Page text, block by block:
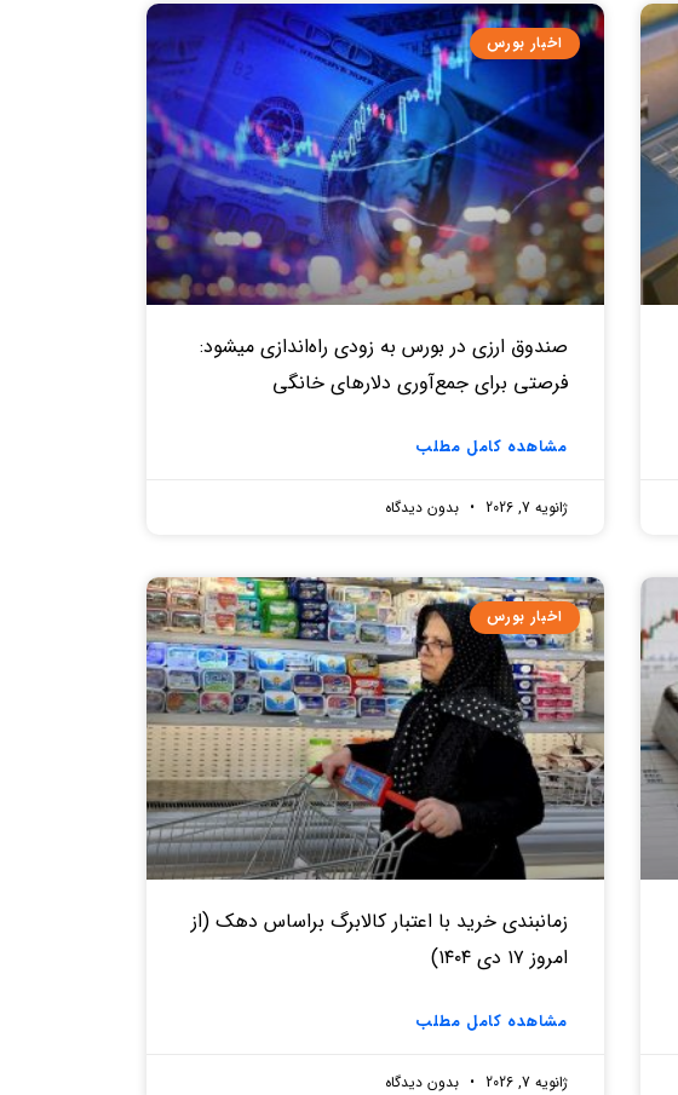
اخبار بورس
صندوق‌ ارزی در بورس به زودی راه‌اندازی میشود:
فرصتی برای جمع‌آوری دلارهای خانگی
مشاهده کامل مطلب
ژانویه 7, 2026 بدون دیدگاه
اخبار بورس
زمانبندی خرید با اعتبار کالابرگ براساس دهک (از
امروز ۱۷ دی ۱۴۰۴)
مشاهده کامل مطلب
ژانویه 7, 2026 بدون دیدگاه